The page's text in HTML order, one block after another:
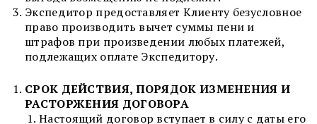
Экспедитор предоставляет Клиенту безусловное
право производить вычет суммы пени и
штрафов при произведении любых платежей,
подлежащих оплате Экспедитору.
СРОК ДЕЙСТВИЯ, ПОРЯДОК ИЗМЕНЕНИЯ И
РАСТОРЖЕНИЯ ДОГОВОРА
Настоящий договор вступает в силу с даты его